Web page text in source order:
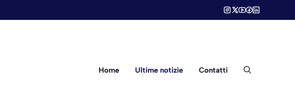
Home Ultime notizie Contatti